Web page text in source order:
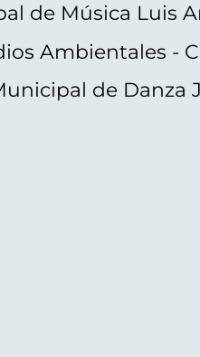
de Música Luis
Ambientales -
de Danza